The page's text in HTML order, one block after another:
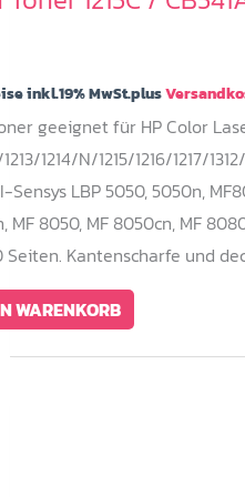
inkl.19% MwSt.plus
geeignet für HP Color
1214/N/1215/1216/1217/
Sensys LBP 5050, 5050n,
MF 8050, MF 8050cn, MF
Seiten. Kantenscharfe und
WARENKORB